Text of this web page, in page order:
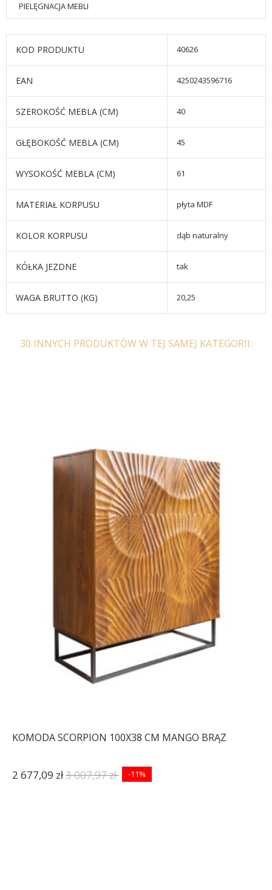
PIELĘGNACJA MEBLI
KOD PRODUKTU 40626
EAN 4250243596716
SZEROKOŚĆ MEBLA (CM) 40
GŁĘBOKOŚĆ MEBLA (CM) 45
WYSOKOŚĆ MEBLA (CM) 61
MATERIAŁ KORPUSU płyta MDF
KOLOR KORPUSU dąb naturalny
KÓŁKA JEZDNE tak
WAGA BRUTTO (KG) 20,25
30 INNYCH PRODUKTÓW W TEJ SAMEJ KATEGORII:
KOMODA SCORPION 100X38 CM MANGO BRĄZ
2 677,09 zł3 007,97 zł -11%